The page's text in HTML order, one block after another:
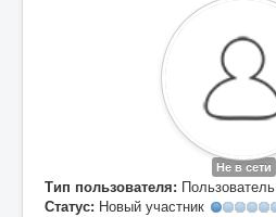
Не в сети
Тип пользователя: Пользователь
Статус: Новый участник